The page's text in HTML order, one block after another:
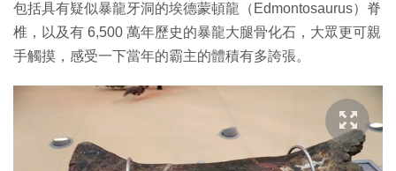
包括具有疑似暴龍牙洞的埃德蒙頓龍（Edmontosaurus）脊
椎，以及有 6,500 萬年歷史的暴龍大腿骨化石，大眾更可親
手觸摸，感受一下當年的霸主的體積有多誇張。